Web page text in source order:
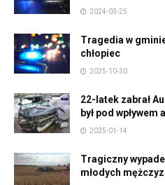
2024-03-25
Tragedia w
chłopiec
2025-10-30
22-latek zabrał
był pod wpływem
2025-01-14
Tragiczny
młodych